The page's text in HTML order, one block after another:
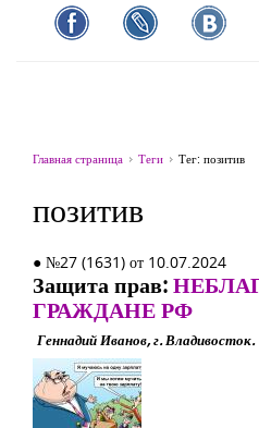
Главная страница Теги Тег: позитив
позитив
● №27 (1631) от 10.07.2024
Защита прав:
ГРАЖДАНЕ РФ
Геннадий Иванов, г. Владивосток.